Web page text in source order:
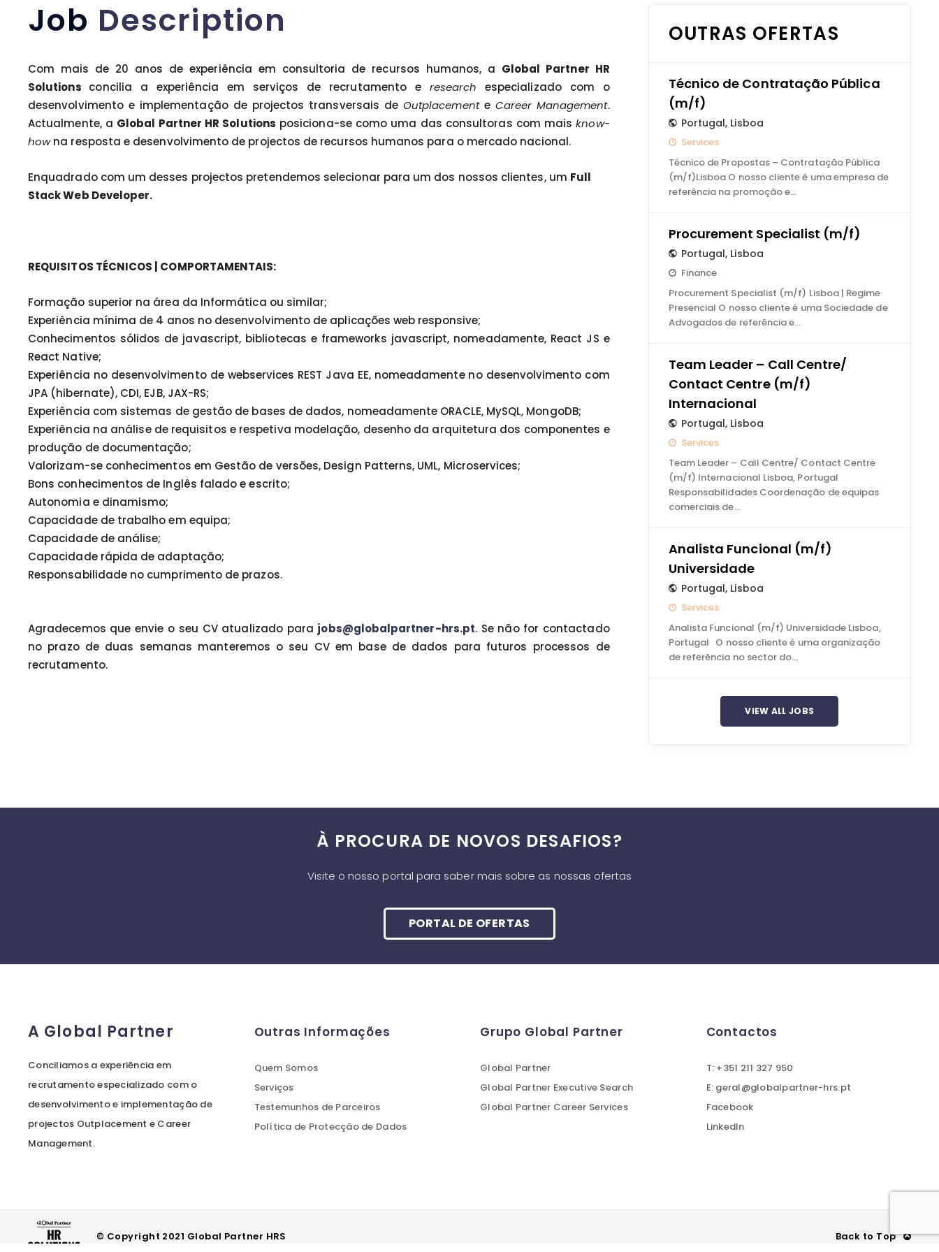
Job Description
Com mais de 20 anos de experiência em consultoria de recursos humanos, a Global Partner HR
Solutions concilia a experiência em serviços de recrutamento e research especializado com o
desenvolvimento e implementação de projectos transversais de Outplacement e Career Management.
Actualmente, a Global Partner HR Solutions posiciona-se como uma das consultoras com maisknow-
howna resposta e desenvolvimento de projectos de recursos humanos para o mercado nacional.
Enquadrado com um desses projectos pretendemos selecionar para um dos nossos clientes, um Full
Stack Web Developer.
REQUISITOS TÉCNICOS | COMPORTAMENTAIS:
Formação superior na área da Informática ou similar;
Experiência mínima de 4 anos no desenvolvimento de aplicações web responsive;
Conhecimentos sólidos de javascript, bibliotecas e frameworks javascript, nomeadamente, React JS e
React Native;
Experiência no desenvolvimento de webservices REST Java EE, nomeadamente no desenvolvimento com
JPA (hibernate), CDI, EJB, JAX-RS;
Experiência com sistemas de gestão de bases de dados, nomeadamente ORACLE, MySQL, MongoDB;
Experiência na análise de requisitos e respetiva modelação, desenho da arquitetura dos componentes e
produção de documentação;
Valorizam-se conhecimentos em Gestão de versões, Design Patterns, UML, Microservices;
Bons conhecimentos de Inglês falado e escrito;
Autonomia e dinamismo;
Capacidade de trabalho em equipa;
Capacidade de análise;
Capacidade rápida de adaptação;
Responsabilidade no cumprimento de prazos.
Agradecemos que envie o seu CV atualizado para jobs@globalpartner-hrs.pt. Se não for contactado
no prazo de duas semanas manteremos o seu CV em base de dados para futuros processos de
recrutamento.
OUTRAS OFERTAS
Técnico de Contratação Pública
(m/f)
Portugal, Lisboa
Services
Técnico de Propostas – Contratação Pública
(m/f)Lisboa O nosso cliente é uma empresa de
referência na promoção e…
Procurement Specialist (m/f)
Portugal, Lisboa
Finance
Procurement Specialist (m/f) Lisboa | Regime
Presencial O nosso cliente é uma Sociedade de
Advogados de referência e…
Team Leader – Call Centre/
Contact Centre (m/f)
Internacional
Portugal, Lisboa
Services
Team Leader – Call Centre/ Contact Centre
(m/f) Internacional Lisboa, Portugal
Responsabilidades Coordenação de equipas
comerciais de…
Analista Funcional (m/f)
Universidade
Portugal, Lisboa
Services
Analista Funcional (m/f) Universidade Lisboa,
Portugal O nosso cliente é uma organização
de referência no sector do…
VIEW ALL JOBS
À PROCURA DE NOVOS DESAFIOS?
Visite o nosso portal para saber mais sobre as nossas ofertas
PORTAL DE OFERTAS
A Global Partner
Conciliamos a experiência em
recrutamento especializado com o
desenvolvimento e implementação de
projectos Outplacement e Career
Management.
Outras Informações
Quem Somos
Serviços
Testemunhos de Parceiros
Política de Protecção de Dados
Grupo Global Partner
Global Partner
Global Partner Executive Search
Global Partner Career Services
Contactos
T: +351 211 327 950
E: geral@globalpartner-hrs.pt
Facebook
LinkedIn
© Copyright 2021 Global Partner HRS Back to Top